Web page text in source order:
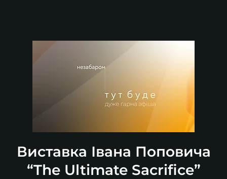
Виставка Івана Поповича
“The Ultimate Sacrifice”